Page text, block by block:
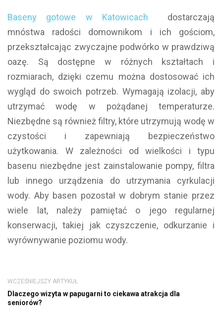
Baseny gotowe w Katowicach dostarczają
mnóstwa radości domownikom i ich gościom,
przekształcając zwyczajne podwórko w prawdziwą
oazę. Są dostępne w różnych kształtach i
rozmiarach, dzięki czemu można dostosować ich
wygląd do swoich potrzeb. Wymagają izolacji, aby
utrzymać wodę w pożądanej temperaturze.
Niezbędne są również filtry, które utrzymują wodę w
czystości i zapewniają bezpieczeństwo
użytkowania. W zależności od wielkości i typu
basenu niezbędne jest zainstalowanie pompy, filtra
lub innego urządzenia do utrzymania cyrkulacji
wody. Aby basen pozostał w dobrym stanie przez
wiele lat, należy pamiętać o jego regularnej
konserwacji, takiej jak czyszczenie, odkurzanie i
wyrównywanie poziomu wody.
WCZEŚNIEJSZY ARTYKUŁ
Dlaczego wizyta w papugarni to ciekawa atrakcja dla
seniorów?